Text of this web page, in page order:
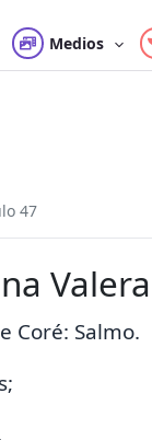
Medios
47
Coré: Salmo.